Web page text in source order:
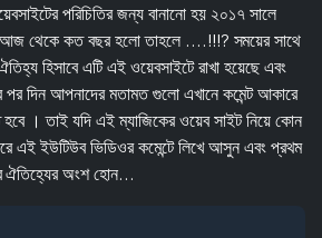
পরিচিতির জন্য বানানো হয় ২০১৭ সালে
থেকে কত বছর হলো তাহলে ....!!!? সময়ের সাথে
হিসাবে এটি এই ওয়েবসাইটে রাখা হয়েছে এবং
পর দিন আপনাদের মতামত গুলো এখানে কমেন্ট আকারে
। তাই যদি এই ম্যাজিকের ওয়েব সাইট নিয়ে কোন
এই ইউটিউব ভিডিওর কমেন্টে লিখে আসুন এবং প্রথম
ঐতিহ্যের অংশ হোন...